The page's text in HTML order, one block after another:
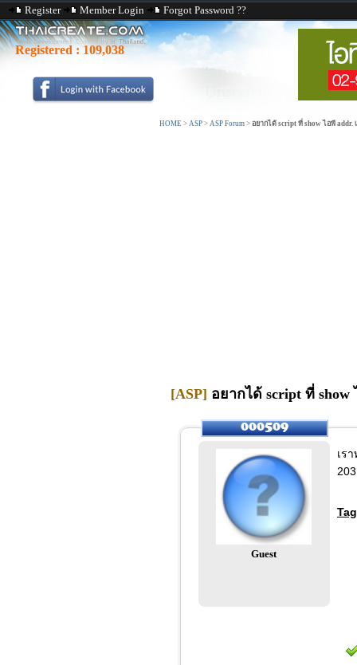
Register Member Login Forgot Password ??
Registered : 109,038
HOME > ASP > ASP Forum > อยากได้ script ที่ show ไอพี
[ASP] อยากได้ script ที่
Guest
เร
Tag